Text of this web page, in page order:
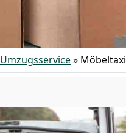
Umzugsservice» Möbeltaxi